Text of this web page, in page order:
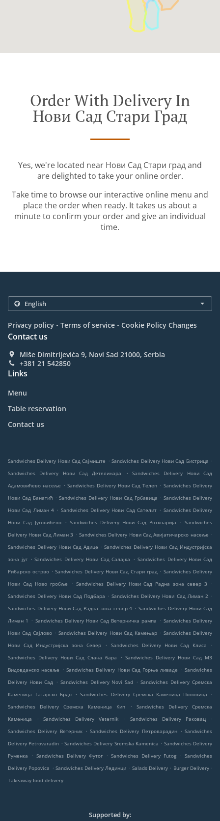
Order With Delivery In
Нови Сад Стари Град
Yes, we're located near Нови Сад Стари град and
are delighted to take your online order.
Take time to browse our interactive online menu and
place the order when ready. It takes us about a
minute to confirm your order and give an individual
time.
Privacy policy . Terms of service . Cookie Policy Changes
Contact us
Miše Dimitrijevića 9, Novi Sad 21000, Serbia
+381 21 542850
Links
Menu
Table reservation
Contact us
Sandwiches Delivery Нови Сад Сајмиште . Sandwiches Delivery Нови Сад Бистрица .
Sandwiches Delivery Нови Сад Детелинара
.
Sandwiches Delivery Нови Сад
Адамовићево насеље . Sandwiches Delivery Нови Сад Телеп . Sandwiches Delivery
Нови Сад Банатић . Sandwiches Delivery Нови Сад Грбавица . Sandwiches Delivery
Нови Сад Лиман 4 . Sandwiches Delivery Нови Сад Сателит . Sandwiches Delivery
Нови Сад Југовићево
. Sandwiches Delivery Нови Сад Роткварија . Sandwiches
Delivery Нови Сад Лиман 3 . Sandwiches Delivery Нови Сад Авијатичарско насеље .
Sandwiches Delivery Нови Сад Адице . Sandwiches Delivery Нови Сад Индустријска
зона југ . Sandwiches Delivery Нови Сад Салајка . Sandwiches Delivery Нови Сад
Рибарско острво . Sandwiches Delivery Нови Сад Стари град . Sandwiches Delivery
Нови Сад Ново гробље
. Sandwiches Delivery Нови Сад Радна зона север 3
.
Sandwiches Delivery Нови Сад Подбара . Sandwiches Delivery Нови Сад Лиман 2 .
Sandwiches Delivery Нови Сад Радна зона север 4 . Sandwiches Delivery Нови Сад
Лиман 1
. Sandwiches Delivery Нови Сад Ветерничка рампа . Sandwiches Delivery
Нови Сад Сајлово . Sandwiches Delivery Нови Сад Камењар . Sandwiches Delivery
Нови Сад Индустријска зона Север
. Sandwiches Delivery Нови Сад Клиса
.
Sandwiches Delivery Нови Сад Слана бара
. Sandwiches Delivery Нови Сад МЗ
Видовданско насеље
. Sandwiches Delivery Нови Сад Горње ливаде . Sandwiches
Delivery Нови Сад . Sandwiches Delivery Novi Sad . Sandwiches Delivery Сремска
Каменица Татарско Брдо
. Sandwiches Delivery Сремска Каменица Поповица
.
Sandwiches Delivery Сремска Каменица Кип
.
Sandwiches Delivery Сремска
Каменица
. Sandwiches Delivery Veternik . Sandwiches Delivery Раковац
.
Sandwiches Delivery Ветерник
. Sandwiches Delivery Петроварадин . Sandwiches
Delivery Petrovaradin . Sandwiches Delivery Sremska Kamenica . Sandwiches Delivery
Руменка
. Sandwiches Delivery Футог . Sandwiches Delivery Futog . Sandwiches
Delivery Popovica . Sandwiches Delivery Лединци . Salads Delivery . Burger Delivery .
Takeaway food delivery
Supported by: